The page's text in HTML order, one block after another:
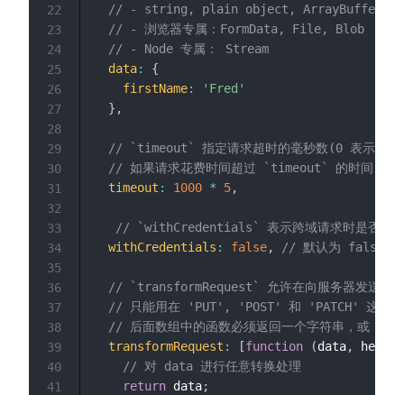
// - string, plain object, ArrayBuffer,
// - 浏览器专属：FormData, File, Blob
// - Node 专属： Stream
data:
{
firstName:
'Fred'
} ,
// `timeout` 指定请求超时的毫秒数(0 表示无超
// 如果请求花费时间超过 `timeout` 的时间，请
timeout : 1000 * 5,
// `withCredentials` 表示跨域请求时是否需要
withCredentials : false, // 默认为 false
// `transformRequest` 允许在向服务器发送前，
// 只能用在 'PUT', 'POST' 和 'PATCH' 这几个
// 后面数组中的函数必须返回一个字符串，或
transformRequest : [function (data,
// 对 data 进行任意转换处理
return data;
22
23
24
25
26
27
28
29
30
31
32
33
34
35
36
37
38
39
40
41